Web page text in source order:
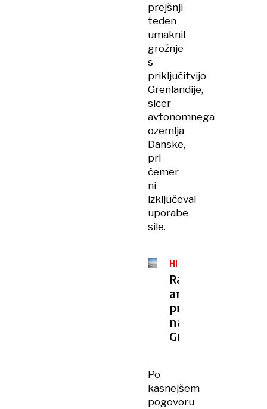
prejšnji
teden
umaknil
grožnje
s
priključitvijo
Grenlandije,
sicer
avtonomnega
ozemlja
Danske,
pri
čemer
ni
izključeval
uporabe
sile.
HLADNA
VOJNA
Radioaktivna
ameriška
preteklost
na
Grenlandiji
Po
kasnejšem
pogovoru